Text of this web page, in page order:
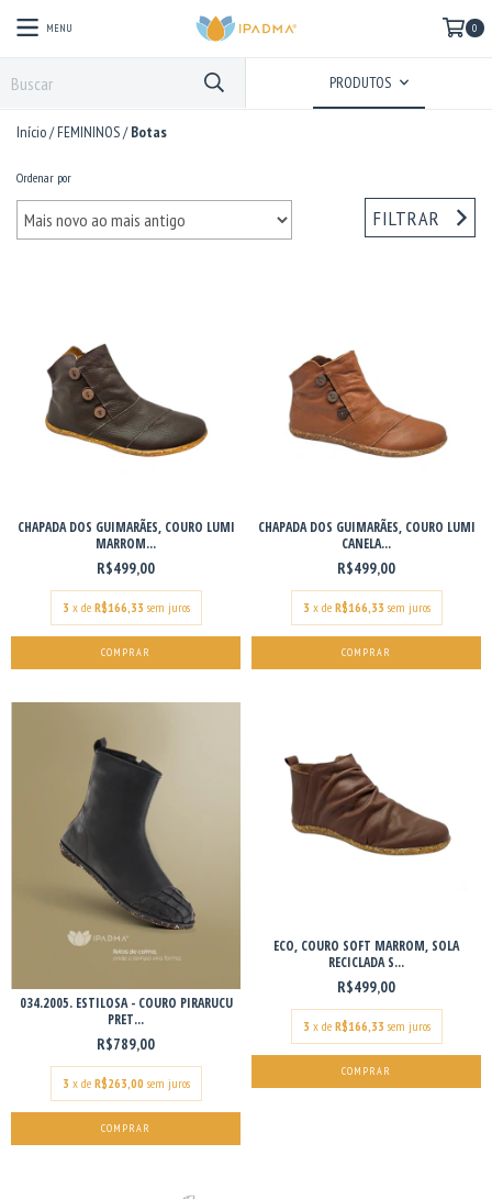
MENU 0
PRODUTOS
Início/FEMININOS/ Botas
Ordenar por
FILTRAR
CHAPADA DOS GUIMARÃES, COURO LUMI
MARROM...
R$499,00
3 x de R$166,33 sem juros
COMPRAR
CHAPADA DOS GUIMARÃES, COURO LUMI
CANELA...
R$499,00
3 x de R$166,33 sem juros
COMPRAR
034.2005. ESTILOSA - COURO PIRARUCU
PRET...
R$789,00
3 x de R$263,00 sem juros
COMPRAR
ECO, COURO SOFT MARROM, SOLA
RECICLADA S...
R$499,00
3 x de R$166,33 sem juros
COMPRAR